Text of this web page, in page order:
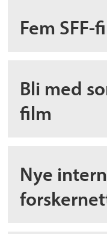
Fem
Bli med
film
Nye